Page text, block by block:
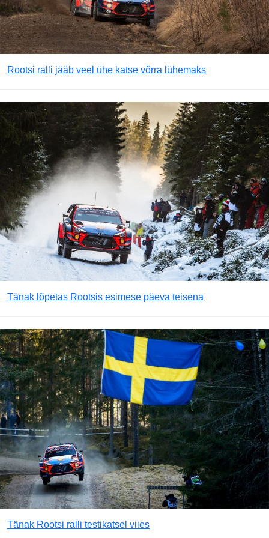
Rootsi ralli jääb veel ühe katse võrra lühemaks
Tänak lõpetas Rootsis esimese päeva teisena
Tänak Rootsi ralli testikatsel viies